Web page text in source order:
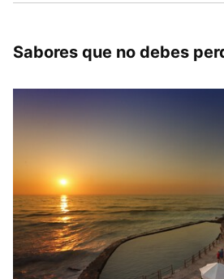
Sabores que no debes